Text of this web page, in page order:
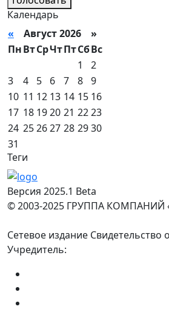
Календарь
« Август 2026 »
ПнВтСрЧтПтСбВс
1
2
3
4 5 6 7 8 9
10 11 12 13 14 15 16
17 18 1920 21 2223
24 252627 28 2930
31
Теги
Версия 2025.1 Beta
© 2003-2025 ГРУППА КОМПАНИЙ
Сетевое издание Свидетельство
Учредитель: